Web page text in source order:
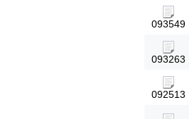
093549
093263
092513